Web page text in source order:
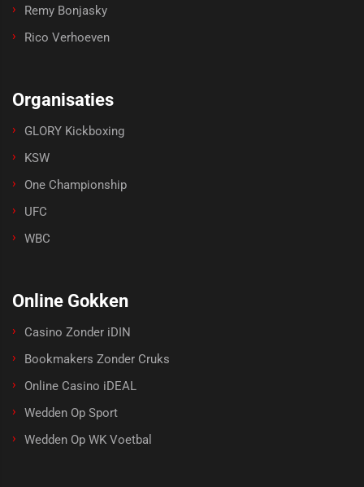
Remy Bonjasky
Rico Verhoeven
Organisaties
GLORY Kickboxing
KSW
One Championship
UFC
WBC
Online Gokken
Casino Zonder iDIN
Bookmakers Zonder Cruks
Online Casino iDEAL
Wedden Op Sport
Wedden Op WK Voetbal